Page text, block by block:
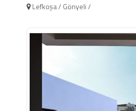
Lefkoşa / Gönyeli /